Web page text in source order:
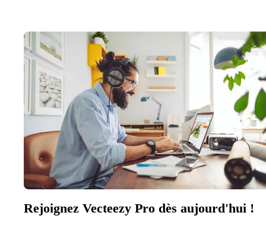
Rejoignez Vecteezy Pro dès aujourd'hui !